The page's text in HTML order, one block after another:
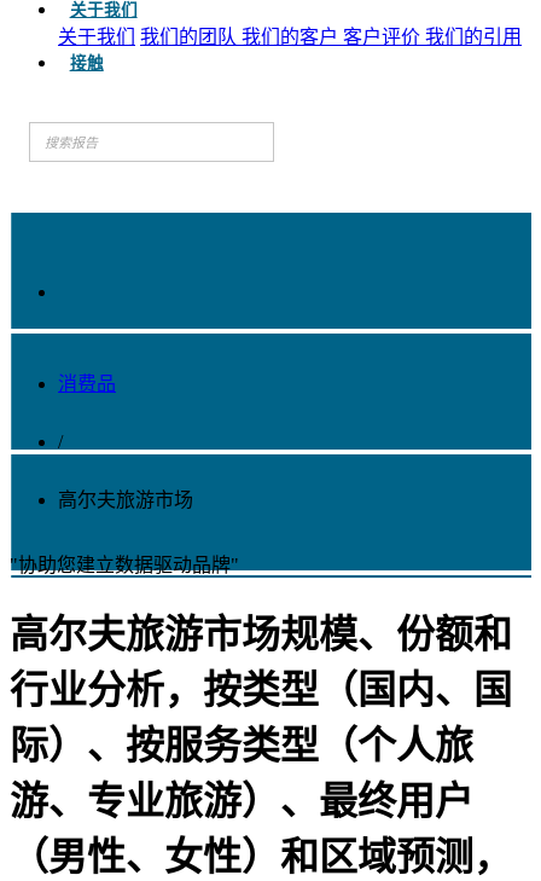
关于我们
关于我们 我们的团队 我们的客户 客户评价 我们的引用
接触
消费品
/
高尔夫旅游市场
"协助您建立数据驱动品牌"
高尔夫旅游市场规模、份额和
行业分析，按类型（国内、国
际）、按服务类型（个人旅
游、专业旅游）、最终用户
（男性、女性）和区域预测，